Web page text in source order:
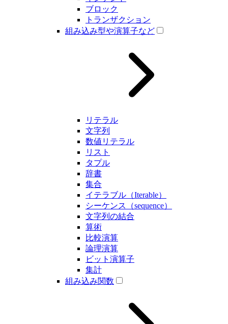
ブロック
トランザクション
組み込み型や演算子など
リテラル
文字列
数値リテラル
リスト
タプル
辞書
集合
イテラブル（Iterable）
シーケンス（sequence）
文字列の結合
算術
比較演算
論理演算
ビット演算子
集計
組み込み関数